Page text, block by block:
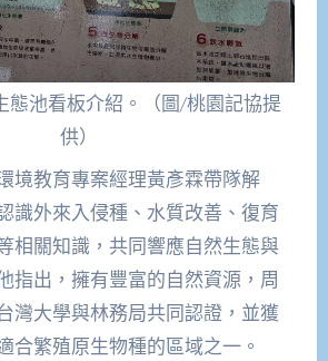
態池看板介紹。（圖/桃園記協提
供）
境教育專案經理黃彥霖帶隊解
識外來入侵種、水質改善、復育
相關知識，共同響應自然生態與
指出，擁有豐富的自然資源，周
灣大學與林務局共同認證，並獲
合繁殖原生物種的區域之一。